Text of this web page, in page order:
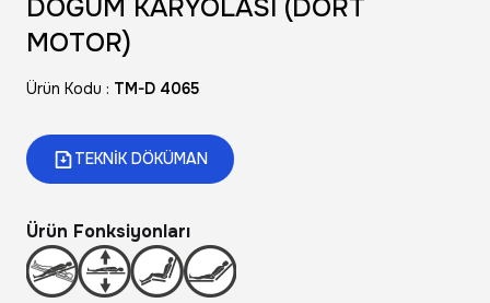
DOĞUM KARYOLASI (DÖRT
MOTOR)
Ürün Kodu : TM-D 4065
TEKNİK DÖKÜMAN
Ürün Fonksiyonları